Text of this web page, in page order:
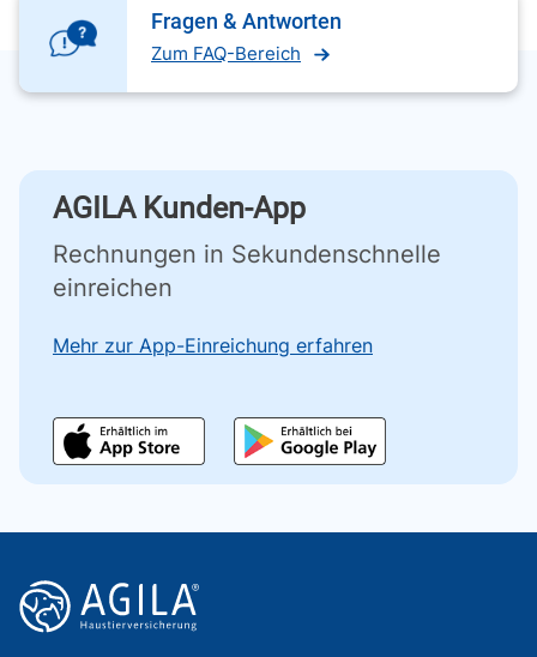
Fragen & Antworten
Zum FAQ-Bereich
AGILA Kunden-App
Rechnungen in Sekundenschnelle
einreichen
Mehr zur App-Einreichung erfahren